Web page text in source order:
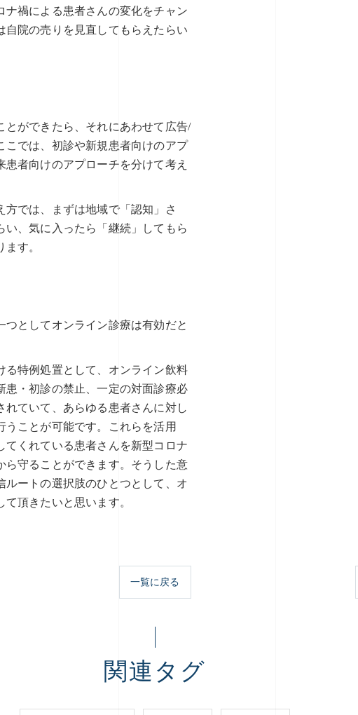
ナ禍による患者さんの変化をチャン
自院の売りを見直してもらえたらい
とができたら、それにあわせて広告/
こでは、初診や新規患者向けのアプ
患者向けのアプローチを分けて考え
方では、まずは地域で「認知」さ
い、気に入ったら「継続」してもら
す。
つとしてオンライン診療は有効だと
る特例処置として、オンライン飲料
患・初診の禁止、一定の対面診療必
れていて、あらゆる患者さんに対し
うことが可能です。これらを活用
てくれている患者さんを新型コロナ
ら守ることができます。そうした意
ルートの選択肢のひとつとして、オ
頂きたいと思います。
一覧に戻る
関連タグ